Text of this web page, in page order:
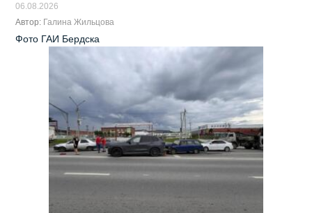
06.08.2026
Автор: Галина Жильцова
Фото ГАИ Бердска